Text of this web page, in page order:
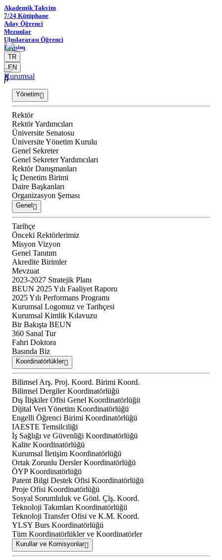
Akademik Takvim
7/24 Kütüphane
Aday Öğrenci
Mezunlar
Uluslararası Öğrenci
İletişim
TR
EN
Kurumsal
Yönetim
Rektör
Rektör Yardımcıları
Üniversite Senatosu
Üniversite Yönetim Kurulu
Genel Sekreter
Genel Sekreter Yardımcıları
Rektör Danışmanları
İç Denetim Birimi
Daire Başkanları
Organizasyon Şeması
Genel
Tarihçe
Önceki Rektörlerimiz
Misyon Vizyon
Genel Tanıtım
Akredite Birimler
Mevzuat
2023-2027 Stratejik Planı
BEUN 2025 Yılı Faaliyet Raporu
2025 Yılı Performans Programı
Kurumsal Logomuz ve Tarihçesi
Kurumsal Kimlik Kılavuzu
Bir Bakışta BEUN
360 Sanal Tur
Fahri Doktora
Basında Biz
Koordinatörlükler
Bilimsel Arş. Proj. Koord. Birimi Koord.
Bilimsel Dergiler Koordinatörlüğü
Dış İlişkiler Ofisi Genel Koordinatörlüğü
Dijital Veri Yönetim Koordinatörlüğü
Engelli Öğrenci Birimi Koordinatörlüğü
IAESTE Temsilciliği
İş Sağlığı ve Güvenliği Koordinatörlüğü
Kalite Koordinatörlüğü
Kurumsal İletişim Koordinatörlüğü
Ortak Zorunlu Dersler Koordinatörlüğü
ÖYP Koordinatörlüğü
Patent Bilgi Destek Ofisi Koordinatörlüğü
Proje Ofisi Koordinatörlüğü
Sosyal Sorumluluk ve Gönl. Çlş. Koord.
Teknoloji Takımları Koordinatörlüğü
Teknoloji Transfer Ofisi ve K.M. Koord.
YLSY Burs Koordinatörlüğü
Tüm Koordinatörlükler ve Koordinatörler
Kurullar ve Komisyonlar